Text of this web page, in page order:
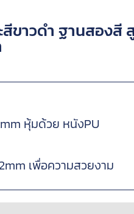
ขาวดำ ฐานสองสี
หุ้มด้วย หนังPU
เพื่อความสวยงาม